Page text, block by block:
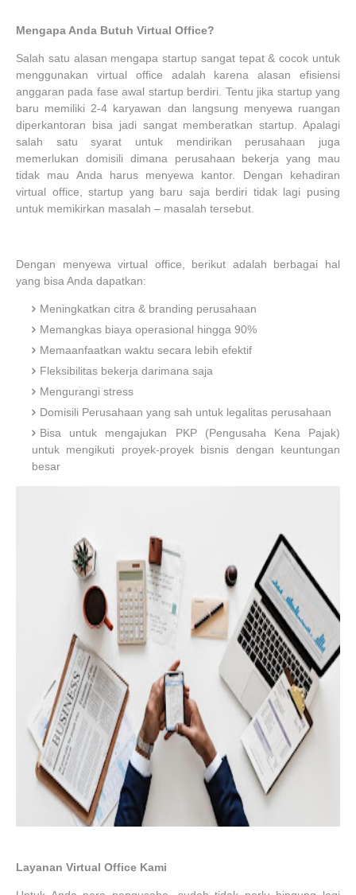
Mengapa Anda Butuh Virtual Office?
Salah satu alasan mengapa startup sangat tepat & cocok untuk
menggunakan virtual office adalah karena alasan efisiensi
anggaran pada fase awal startup berdiri. Tentu jika startup yang
baru memiliki 2-4 karyawan dan langsung menyewa ruangan
diperkantoran bisa jadi sangat memberatkan startup. Apalagi
salah satu syarat untuk mendirikan perusahaan juga
memerlukan domisili dimana perusahaan bekerja yang mau
tidak mau Anda harus menyewa kantor. Dengan kehadiran
virtual office, startup yang baru saja berdiri tidak lagi pusing
untuk memikirkan masalah – masalah tersebut.
Dengan menyewa virtual office, berikut adalah berbagai hal
yang bisa Anda dapatkan:
Meningkatkan citra & branding perusahaan
Memangkas biaya operasional hingga 90%
Memaanfaatkan waktu secara lebih efektif
Fleksibilitas bekerja darimana saja
Mengurangi stress
Domisili Perusahaan yang sah untuk legalitas perusahaan
Bisa untuk mengajukan PKP (Pengusaha Kena Pajak)
untuk mengikuti proyek-proyek bisnis dengan keuntungan
besar
Layanan Virtual Office Kami